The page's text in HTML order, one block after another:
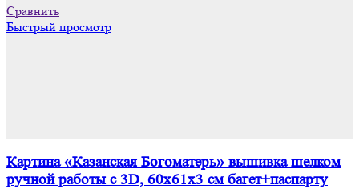
Сравнить
Быстрый просмотр
Картина «Казанская Богоматерь» вышивка шелком
ручной работы с 3D, 60х61х3 см багет+паспарту